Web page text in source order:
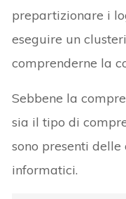
prepartizionare i
eseguire un
comprenderne la
Sebbene la
sia il tipo di
sono presenti
informatici.